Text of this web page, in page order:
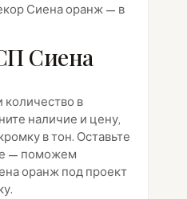
Сиена оранж — в
Сиена
в
наличие и цену,
в тон. Оставьте
— поможем
оранж под проект